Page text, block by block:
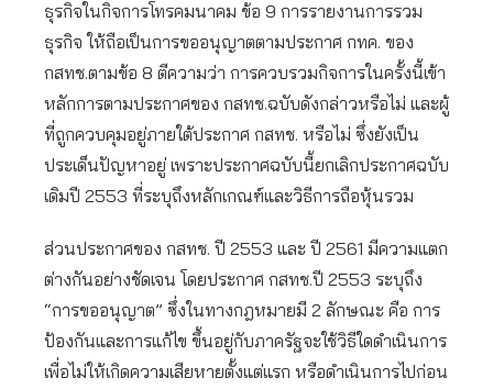
ธุรกิจในกิจการโทรคมนาคม ข้อ 9 การรายงานการรวม
ธุรกิจ ให้ถือเป็นการขออนุญาตตามประกาศ กทค. ของ
กสทช.ตามข้อ 8 ตีความว่า การควบรวมกิจการในครั้งนี้เข้า
หลักการตามประกาศของ กสทช.ฉบับดังกล่าวหรือไม่ และผู้
ที่ถูกควบคุมอยู่ภายใต้ประกาศ กสทช. หรือไม่ ซึ่งยังเป็น
ประเด็นปัญหาอยู่ เพราะประกาศฉบับนี้ยกเลิกประกาศฉบับ
เดิมปี 2553 ที่ระบุถึงหลักเกณฑ์และวิธีการถือหุ้นรวม
ส่วนประกาศของ กสทช. ปี 2553 และ ปี 2561 มีความแตก
ต่างกันอย่างชัดเจน โดยประกาศ กสทช.ปี 2553 ระบุถึง
“การขออนุญาต” ซึ่งในทางกฎหมายมี 2 ลักษณะ คือ การ
ป้องกันและการแก้ไข ขึ้นอยู่กับภาครัฐจะใช้วิธีใดดำเนินการ
เพื่อไม่ให้เกิดความเสียหายตั้งแต่แรก หรือดำเนินการไปก่อน